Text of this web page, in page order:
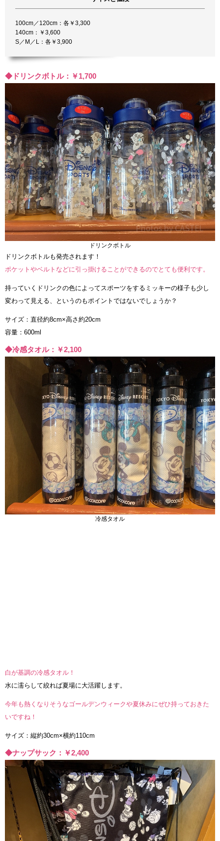
100cm／120cm：各￥3,300
140cm：￥3,600
S／M／L：各￥3,900
◆ドリンクボトル：￥1,700
ドリンクボトル
ドリンクボトルも発売されます！
ポケットやベルトなどに引っ掛けることができるのでとても便利です。
持っていくドリンクの色によってスポーツをするミッキーの様子も少し
変わって見える、というのもポイントではないでしょうか？
サイズ：直径約8cm×高さ約20cm
容量：600ml
◆冷感タオル：￥2,100
冷感タオル
白が基調の冷感タオル！
水に濡らして絞れば夏場に大活躍します。
今年も熱くなりそうなゴールデンウィークや夏休みにぜひ持っておきた
いですね！
サイズ：縦約30cm×横約110cm
◆ナップサック：￥2,400